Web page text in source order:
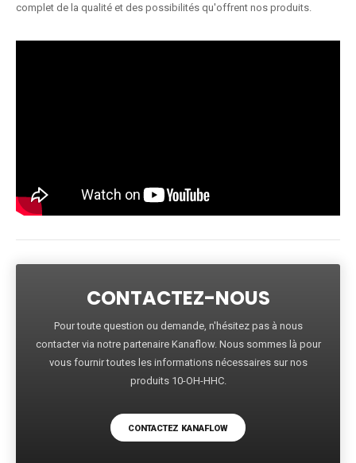
complet de la qualité et des possibilités qu'offrent nos produits.
CONTACTEZ-NOUS
Pour toute question ou demande, n'hésitez pas à nous
contacter via notre partenaire Kanaflow. Nous sommes là pour
vous fournir toutes les informations nécessaires sur nos
produits 10-OH-HHC.
CONTACTEZ KANAFLOW